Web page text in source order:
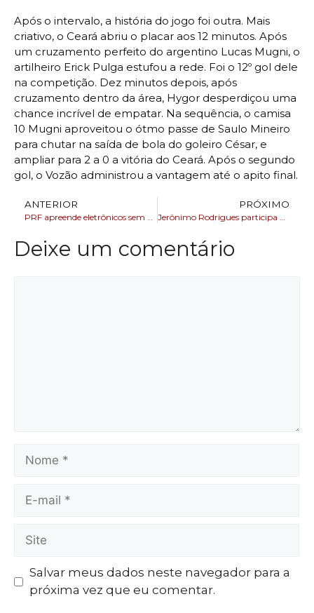
Após o intervalo, a história do jogo foi outra. Mais
criativo, o Ceará abriu o placar aos 12 minutos. Após
um cruzamento perfeito do argentino Lucas Mugni, o
artilheiro Erick Pulga estufou a rede. Foi o 12º gol dele
na competição. Dez minutos depois, após
cruzamento dentro da área, Hygor desperdiçou uma
chance incrível de empatar. Na sequência, o camisa
10 Mugni aproveitou o ótmo passe de Saulo Mineiro
para chutar na saída de bola do goleiro César, e
ampliar para 2 a 0 a vitória do Ceará. Após o segundo
gol, o Vozão administrou a vantagem até o apito final.
ANTERIOR
PRF apreende eletrônicos sem nota fiscal em ônibus na BR-242, em Barreiras (BA)
PRÓXIMO
Jerônimo Rodrigues participa da Abertura Institucional do Seminário Cultura e Mudança do Clima, no Centro de Convenções, em Salvador
Deixe um comentário
Salvar meus dados neste navegador para a
próxima vez que eu comentar.